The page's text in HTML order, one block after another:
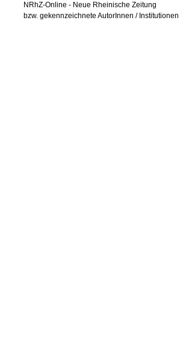
NRhZ-Online - Neue Rheinische Zeitung
bzw. gekennzeichnete AutorInnen / Institutionen